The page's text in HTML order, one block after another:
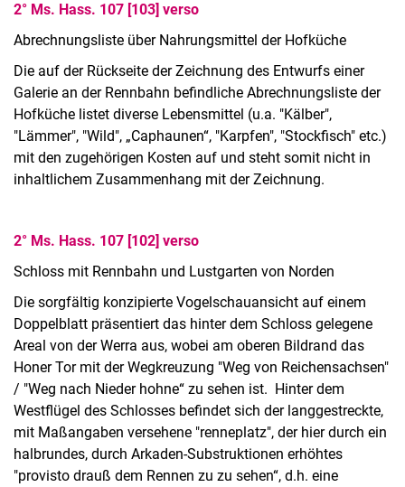
2° Ms. Hass. 107 [103] verso
Abrechnungsliste über Nahrungsmittel der Hofküche
Die auf der Rückseite der Zeichnung des Entwurfs einer
Galerie an der Rennbahn befindliche Abrechnungsliste der
Hofküche listet diverse Lebensmittel (u.a. "Kälber",
"Lämmer", "Wild", „Caphaunen“, "Karpfen", "Stockfisch" etc.)
mit den zugehörigen Kosten auf und steht somit nicht in
inhaltlichem Zusammenhang mit der Zeichnung.
2° Ms. Hass. 107 [102] verso
Schloss mit Rennbahn und Lustgarten von Norden
Die sorgfältig konzipierte Vogelschauansicht auf einem
Doppelblatt präsentiert das hinter dem Schloss gelegene
Areal von der Werra aus, wobei am oberen Bildrand das
Honer Tor mit der Wegkreuzung "Weg von Reichensachsen"
/ "Weg nach Nieder hohne“ zu sehen ist. Hinter dem
Westflügel des Schlosses befindet sich der langgestreckte,
mit Maßangaben versehene "renneplatz", der hier durch ein
halbrundes, durch Arkaden-Substruktionen erhöhtes
"provisto drauß dem Rennen zu zu sehen“, d.h. eine